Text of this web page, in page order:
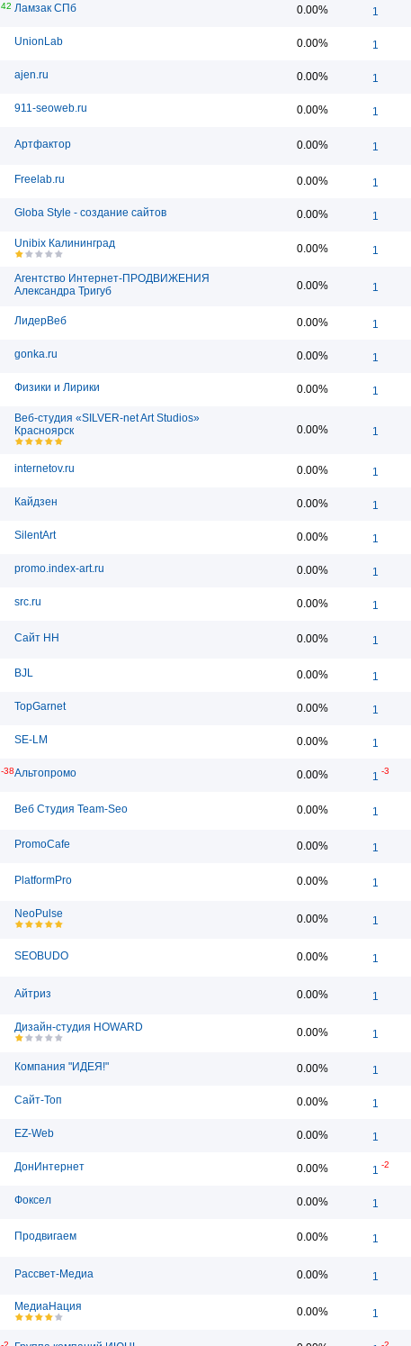
42 Ламзак СПб 0.00% 1
UnionLab 0.00% 1
ajen.ru 0.00% 1
911-seoweb.ru 0.00% 1
Артфактор 0.00% 1
Freelab.ru 0.00% 1
Globa Style - создание сайтов 0.00% 1
Unibix Калининград 0.00% 1
Агентство Интернет-ПРОДВИЖЕНИЯ
Александра Тригуб
0.00% 1
ЛидерВеб 0.00% 1
gonka.ru 0.00% 1
Физики и Лирики 0.00% 1
Веб-студия «SILVER-net Art Studios»
Красноярск
0.00% 1
internetov.ru 0.00% 1
Кайдзен 0.00% 1
SilentArt 0.00% 1
promo.index-art.ru 0.00% 1
src.ru 0.00% 1
Сайт НН 0.00% 1
BJL 0.00% 1
TopGarnet 0.00% 1
SE-LM 0.00% 1
-38Альтопромо 0.00% 1 -3
Веб Студия Team-Seo 0.00% 1
PromoCafe 0.00% 1
PlatformPro 0.00% 1
NeoPulse 0.00% 1
SEOBUDO 0.00% 1
Айтриз 0.00% 1
Дизайн-студия HOWARD 0.00% 1
Компания "ИДЕЯ!" 0.00% 1
Сайт-Топ 0.00% 1
EZ-Web 0.00% 1
ДонИнтернет 0.00% 1 -2
Фоксел 0.00% 1
Продвигаем 0.00% 1
Рассвет-Медиа 0.00% 1
МедиаНация 0.00% 1